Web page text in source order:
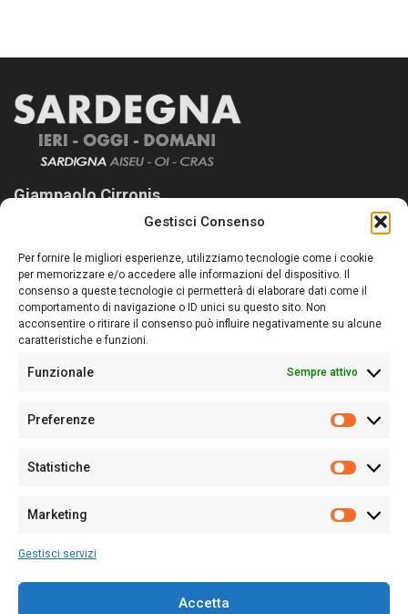
Gestisci Consenso
Per fornire le migliori esperienze, utilizziamo tecnologie come i cookie
per memorizzare e/o accedere alle informazioni del dispositivo. Il
consenso a queste tecnologie ci permetterà di elaborare dati come il
comportamento di navigazione o ID unici su questo sito. Non
acconsentire o ritirare il consenso può influire negativamente su alcune
caratteristiche e funzioni.
Funzionale Sempre attivo
Preferenze
Statistiche
Marketing
Gestisci servizi
Accetta
Giampaolo Cirronis
Sardegna Ieri-Oggi-Domani nasce per informare “liberamente” i
lettori su quanto accade in Sardegna, con un occhio rivolto al
nostro passato e, soprattutto, al nostro futuro
Follow Us
Sede:Via Cristoforo Colombo 09013 Carbonia
Partita IVA02270380922
128/2020 del 10/02/2020
Per la Pubblicità: